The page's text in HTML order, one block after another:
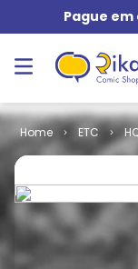
Pague em
ETC